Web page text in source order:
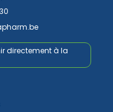
directement à la